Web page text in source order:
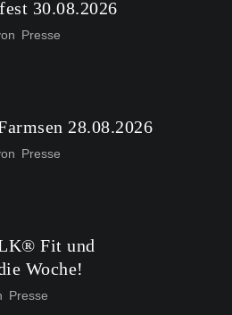
30.08.2026
Presse
28.08.2026
Presse
Fit und
Woche!
Presse